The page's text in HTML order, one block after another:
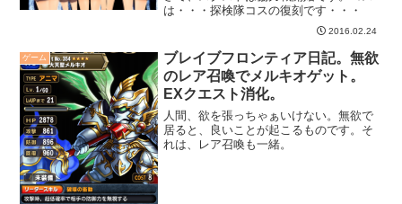
は・・・探検隊コスの復刻です・・・
2016.02.24
ゲーム
ブレイブフロンティア日記。無欲
のレア召喚でメルキオゲット。
EXクエスト消化。
人間、欲を張っちゃぁいけない。無欲で
居ると、良いことが起こるものです。そ
れは、レア召喚も一緒。